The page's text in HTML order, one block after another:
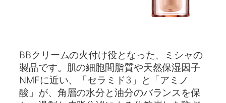
BBクリームの火付け役となった、ミシャの
製品です。肌の細胞間脂質や天然保湿因子
NMFに近い、「セラミド3」と「アミノ
酸」が、角層の水分と油分のバランスを保